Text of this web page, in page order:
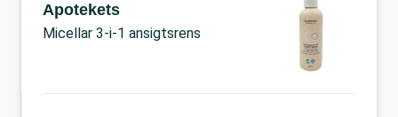
Apotekets
Micellar 3-i-1 ansigtsrens